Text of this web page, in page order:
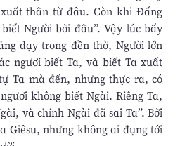
thân từ đâu. Còn khi Ðấng
Người bởi đâu”. Vậy lúc bấy
dạy trong đền thờ, Người lớn
ngươi biết Ta, và biết Ta xuất
Ta mà đến, nhưng thực ra, có
không biết Ngài. Riêng Ta,
và chính Ngài đã sai Ta”. Bởi
Giêsu, nhưng không ai đụng tới